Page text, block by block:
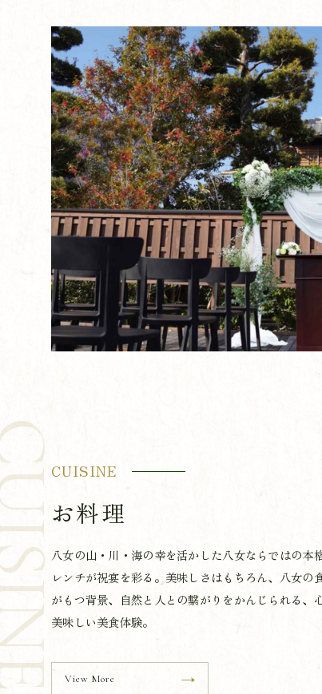
CUISINE
お料理
八女の山・川・海の幸を活かした八女ならではの本
レンチが祝宴を彩る。美味しさはもちろん、八女の
がもつ背景、自然と人との繋がりをかんじられる、
美味しい美食体験。
View More